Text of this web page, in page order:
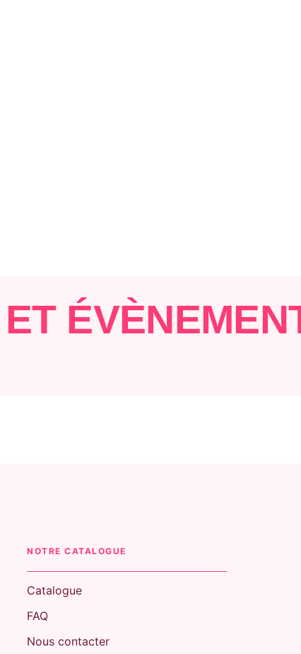
NOTRE CATALOGUE
Catalogue
FAQ
Nous contacter